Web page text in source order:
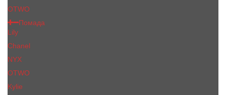
OTWO
Помада
Lily
Chanel
NYX
OTWO
Kylie